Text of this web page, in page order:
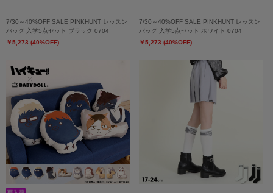
7/30～40%OFF SALE PINKHUNT レッスン
バッグ 入学5点セット ブラック 0704
￥5,273 (40%OFF)
7/30～40%OFF SALE PINKHUNT レッスン
バッグ 入学5点セット ホワイト 0704
￥5,273 (40%OFF)